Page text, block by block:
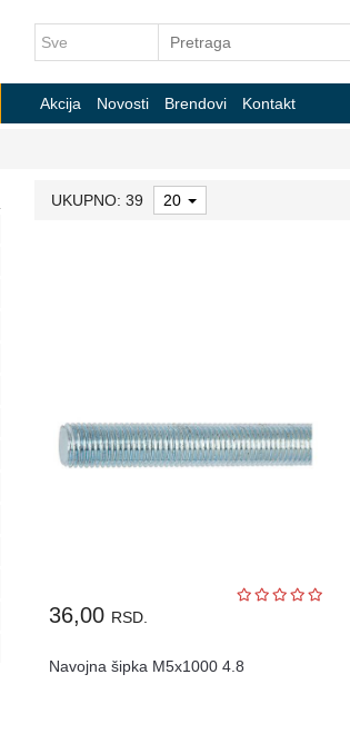
Akcija Novosti Brendovi Kontakt
UKUPNO: 39 20
36,00 RSD.
Navojna šipka M5x1000 4.8